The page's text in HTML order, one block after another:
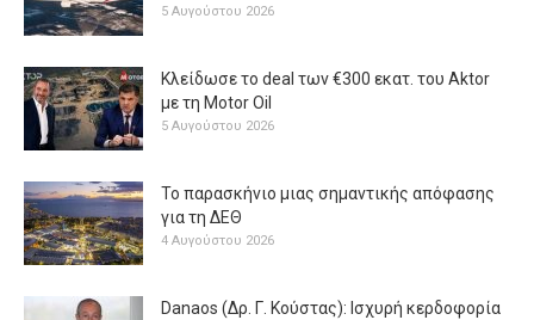
5 Αυγούστου 2026
Κλείδωσε το deal των €300 εκατ. του Aktor
με τη Μotor Oil
5 Αυγούστου 2026
Το παρασκήνιο μιας σημαντικής απόφασης
για τη ΔΕΘ
4 Αυγούστου 2026
Danaos (Δρ. Γ. Κούστας): Ισχυρή κερδοφορία